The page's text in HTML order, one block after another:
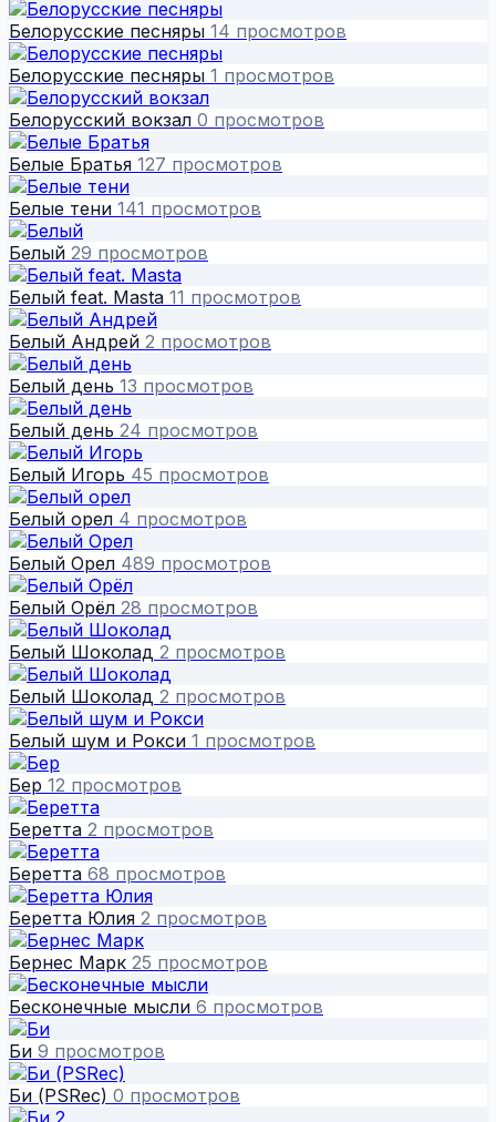
Белорусские песняры 14 просмотров
Белорусские песняры 1 просмотров
Белорусский вокзал 0 просмотров
Белые Братья 127 просмотров
Белые тени 141 просмотров
Белый 29 просмотров
Белый feat. Masta 11 просмотров
Белый Андрей 2 просмотров
Белый день 13 просмотров
Белый день 24 просмотров
Белый Игорь 45 просмотров
Белый орел 4 просмотров
Белый Орел 489 просмотров
Белый Орёл 28 просмотров
Белый Шоколад 2 просмотров
Белый Шоколад 2 просмотров
Белый шум и Рокси 1 просмотров
Бер 12 просмотров
Беретта 2 просмотров
Беретта 68 просмотров
Беретта Юлия 2 просмотров
Бернес Марк 25 просмотров
Бесконечные мысли 6 просмотров
Би 9 просмотров
Би (PSRec) 0 просмотров